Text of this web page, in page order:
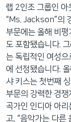
검
색
으
로
이
등
랩 2인조 그룹인 아
“Ms. Jackson”의
부문에는 올해 비
도 포함됐습니다.
는 독립적인 여성
에 선정됐습니다.
샤 키스는 첫번째
부문의 강력한 경
곡가인 인디아 아
고, “음악가는 다른